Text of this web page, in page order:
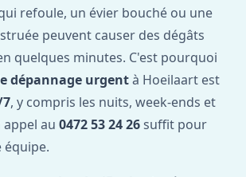
refoule, un évier bouché ou une
peuvent causer des dégâts
quelques minutes. C'est pourquoi
dépannage urgentà Hoeilaart est
, y compris les nuits, week-ends et
au 0472 53 24 26 suffit pour